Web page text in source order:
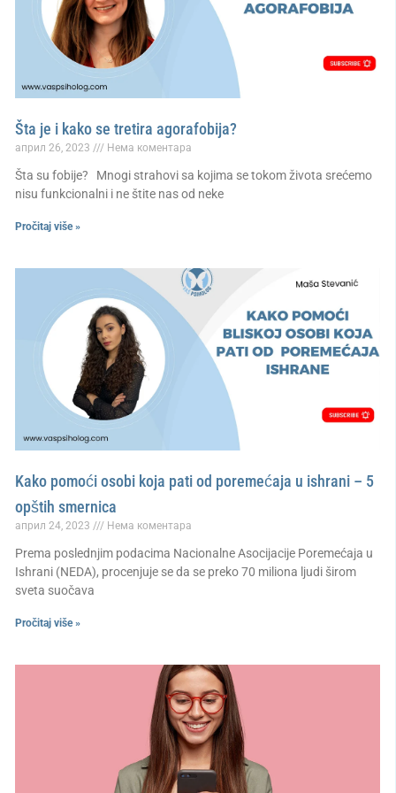
Šta je i kako se tretira agorafobija?
април 26, 2023 Нема коментара
Šta su fobije? Mnogi strahovi sa kojima se tokom života srećemo
nisu funkcionalni i ne štite nas od neke
Pročitaj više »
Kako pomoći osobi koja pati od poremećaja u ishrani – 5
opštih smernica
април 24, 2023 Нема коментара
Prema poslednjim podacima Nacionalne Asocijacije Poremećaja u
Ishrani (NEDA), procenjuje se da se preko 70 miliona ljudi širom
sveta suočava
Pročitaj više »